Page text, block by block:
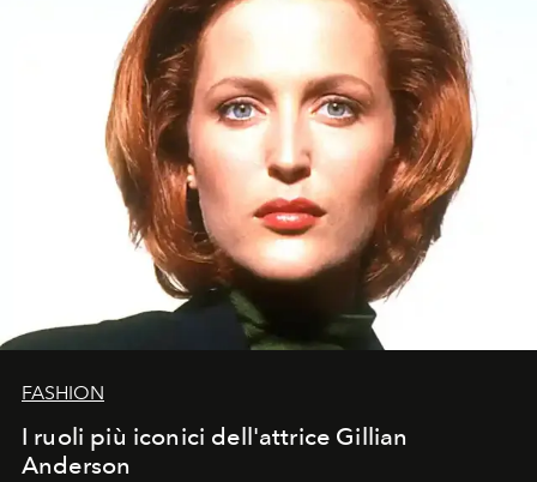
FASHION
I ruoli più iconici dell'attrice Gillian
Anderson